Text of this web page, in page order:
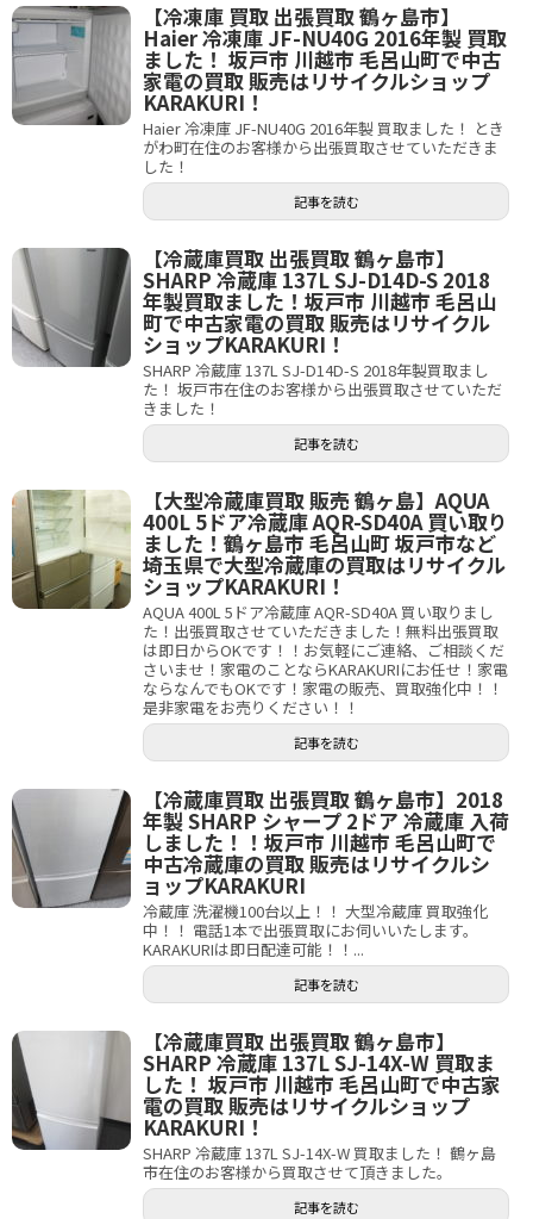
【冷凍庫 買取 出張買取 鶴ヶ島市】
Haier 冷凍庫 JF-NU40G 2016年製 買取
ました！ 坂戸市 川越市 毛呂山町で中古
家電の買取 販売はリサイクルショップ
KARAKURI！
Haier 冷凍庫 JF-NU40G 2016年製 買取ました！ とき
がわ町在住のお客様から出張買取させていただきま
した！
記事を読む
【冷蔵庫買取 出張買取 鶴ヶ島市】
SHARP 冷蔵庫 137L SJ-D14D-S 2018
年製買取ました！坂戸市 川越市 毛呂山
町で中古家電の買取 販売はリサイクル
ショップKARAKURI！
SHARP 冷蔵庫 137L SJ-D14D-S 2018年製買取まし
た！ 坂戸市在住のお客様から出張買取させていただ
きました！
記事を読む
【大型冷蔵庫買取 販売 鶴ヶ島】AQUA
400L 5ドア冷蔵庫 AQR-SD40A 買い取り
ました！鶴ヶ島市 毛呂山町 坂戸市など
埼玉県で大型冷蔵庫の買取はリサイクル
ショップKARAKURI！
AQUA 400L 5ドア冷蔵庫 AQR-SD40A 買い取りまし
た！出張買取させていただきました！無料出張買取
は即日からOKです！！お気軽にご連絡、ご相談くだ
さいませ！家電のことならKARAKURIにお任せ！家電
ならなんでもOKです！家電の販売、買取強化中！！
是非家電をお売りください！！
記事を読む
【冷蔵庫買取 出張買取 鶴ヶ島市】2018
年製 SHARP シャープ 2ドア 冷蔵庫 入荷
しました！！坂戸市 川越市 毛呂山町で
中古冷蔵庫の買取 販売はリサイクルシ
ョップKARAKURI
冷蔵庫 洗濯機100台以上！！ 大型冷蔵庫 買取強化
中！！ 電話1本で出張買取にお伺いいたします。
KARAKURIは即日配達可能！！...
記事を読む
【冷蔵庫買取 出張買取 鶴ヶ島市】
SHARP 冷蔵庫 137L SJ-14X-W 買取ま
した！ 坂戸市 川越市 毛呂山町で中古家
電の買取 販売はリサイクルショップ
KARAKURI！
SHARP 冷蔵庫 137L SJ-14X-W 買取ました！ 鶴ヶ島
市在住のお客様から買取させて頂きました。
記事を読む